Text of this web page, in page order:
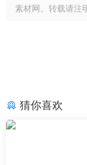
素材网。转载请注
猜你喜欢